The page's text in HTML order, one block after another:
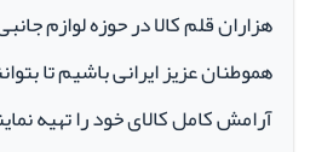
هزاران قلم کالا در حوزه لوازم
هموطنان عزیز ایرانی باشیم تا
آرامش کامل کالای خود را تهیه